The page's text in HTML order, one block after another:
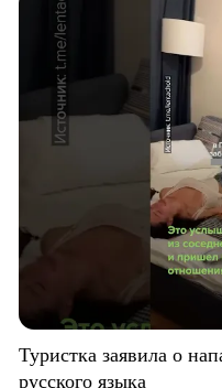
Туристка заявила о
русского языка